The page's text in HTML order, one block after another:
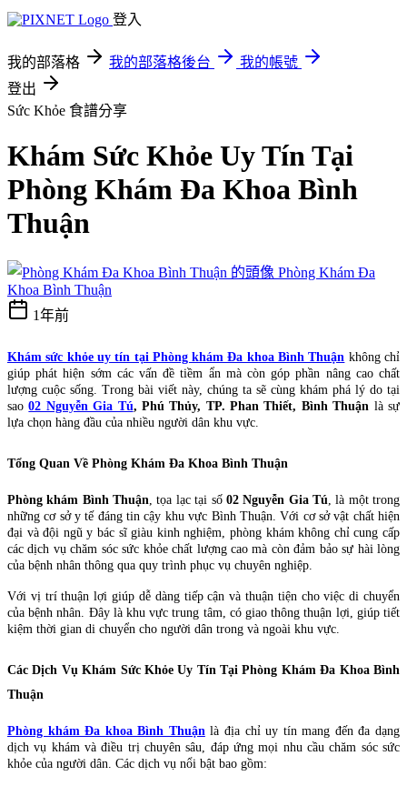
登入
我的部落格 我的部落格後台
我的帳號
登出
Sức Khỏe 食譜分享
Khám Sức Khỏe Uy Tín Tại
Phòng Khám Đa Khoa Bình
Thuận
Phòng Khám Đa
Khoa Bình Thuận
1年前
Khám sức khỏe uy tín tại Phòng khám Đa khoa Bình Thuận không chỉ
giúp phát hiện sớm các vấn đề tiềm ẩn mà còn góp phần nâng cao chất
lượng cuộc sống. Trong bài viết này, chúng ta sẽ cùng khám phá lý do tại
sao02 Nguyễn Gia Tú, Phú Thủy, TP. Phan Thiết, Bình Thuận là sự
lựa chọn hàng đầu của nhiều người dân khu vực.
Tổng Quan Về Phòng Khám Đa Khoa Bình Thuận
Phòng khám Bình Thuận , tọa lạc tại số 02 Nguyễn Gia Tú , là một trong
những cơ sở y tế đáng tin cậy khu vực Bình Thuận. Với cơ sở vật chất hiện
đại và đội ngũ y bác sĩ giàu kinh nghiệm, phòng khám không chỉ cung cấp
các dịch vụ chăm sóc sức khỏe chất lượng cao mà còn đảm bảo sự hài lòng
của bệnh nhân thông qua quy trình phục vụ chuyên nghiệp.
Với vị trí thuận lợi giúp dễ dàng tiếp cận và thuận tiện cho việc di chuyển
của bệnh nhân. Đây là khu vực trung tâm, có giao thông thuận lợi, giúp tiết
kiệm thời gian di chuyển cho người dân trong và ngoài khu vực.
Các Dịch Vụ Khám Sức Khỏe Uy Tín Tại Phòng Khám Đa Khoa Bình
Thuận
Phòng khám Đa khoa Bình Thuận là địa chỉ uy tín mang đến đa dạng
dịch vụ khám và điều trị chuyên sâu, đáp ứng mọi nhu cầu chăm sóc sức
khỏe của người dân. Các dịch vụ nổi bật bao gồm: